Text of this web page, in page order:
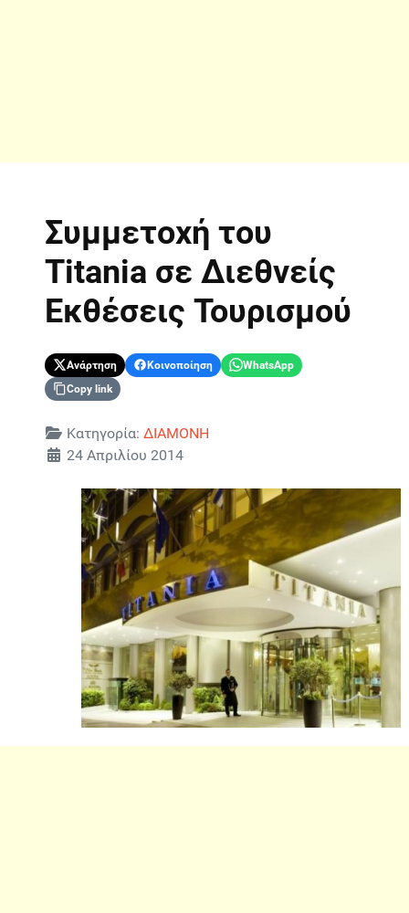
Συμμετοχή του
Titania σε Διεθνείς
Εκθέσεις Τουρισμού
Ανάρτηση Κοινοποίηση
WhatsApp
Copy link
Λεπτομέρειες
Κατηγορία: ΔΙΑΜΟΝΗ
24 Απριλίου 2014